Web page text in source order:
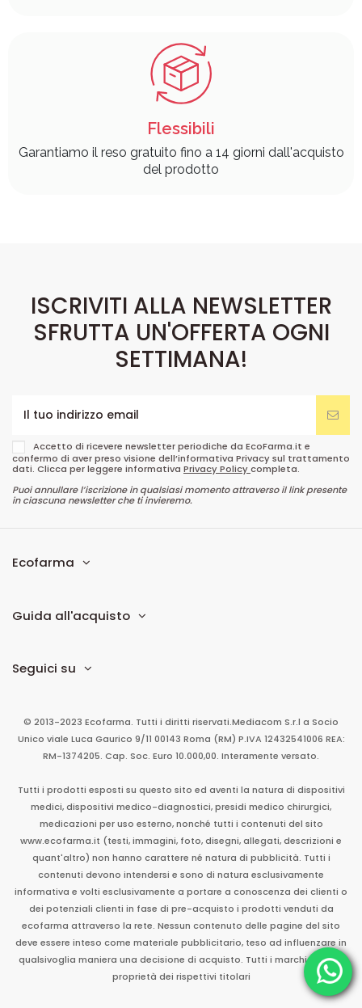
Flessibili
Garantiamo il reso gratuito fino a 14 giorni dall'acquisto
del prodotto
ISCRIVITI ALLA NEWSLETTER
SFRUTTA UN'OFFERTA OGNI
SETTIMANA!
Accetto di ricevere newsletter periodiche da EcoFarma.it e
confermo di aver preso visione dell’informativa Privacy sul trattamento
dati. Clicca per leggere informativa Privacy Policycompleta.
Puoi annullare l’iscrizione in qualsiasi momento attraverso il link presente
in ciascuna newsletter che ti invieremo.
Ecofarma
Guida all'acquisto
Seguici su
© 2013-2023 Ecofarma. Tutti i diritti riservati.Mediacom S.r.l a Socio
Unico viale Luca Gaurico 9/11 00143 Roma (RM) P.IVA 12432541006 REA:
RM-1374205. Cap. Soc. Euro 10.000,00. Interamente versato.
Tutti i prodotti esposti su questo sito ed aventi la natura di dispositivi
medici, dispositivi medico-diagnostici, presidi medico chirurgici,
medicazioni per uso esterno, nonché tutti i contenuti del sito
www.ecofarma.it (testi, immagini, foto, disegni, allegati, descrizioni e
quant'altro) non hanno carattere né natura di pubblicità. Tutti i
contenuti devono intendersi e sono di natura esclusivamente
informativa e volti esclusivamente a portare a conoscenza dei clienti o
dei potenziali clienti in fase di pre-acquisto i prodotti venduti da
ecofarma attraverso la rete. Nessun contenuto delle pagine del sito
deve essere inteso come materiale pubblicitario, teso ad influenzare in
qualsivoglia maniera una decisione di acquisto. Tutti i marchi sono di
proprietà dei rispettivi titolari